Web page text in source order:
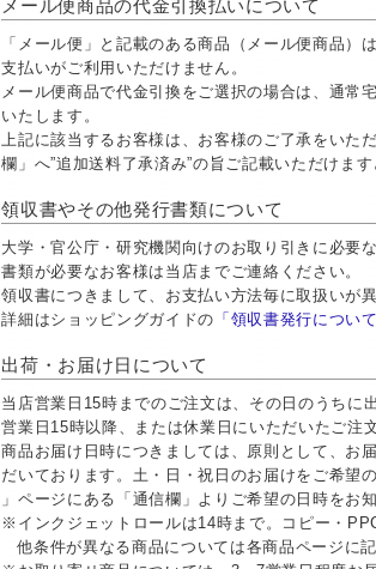
メール便商品の代金引換払いについて
「メール便」と記載のある商品（メール便商品
支払いがご利用いただけません。
メール便商品で代金引換をご選択の場合は、通常
いたします。
上記に該当するお客様は、お客様のご了承をいた
欄」へ”追加送料了承済み”の旨ご記載いただけま
領収書やその他発行書類について
大学・官公庁・研究機関向けのお取り引きに必要
書類が必要なお客様は当店までご連絡ください。
領収書につきまして、お支払い方法毎に取扱いが異
詳細はショッピングガイドの 「領収書発行について
出荷・お届け日について
当店営業日15時までのご注文は、その日のうちに
営業日15時以降、または休業日にいただいたご注
商品お届け日時につきましては、原則として、お
だいております。土・日・祝日のお届けをご希望
」ページにある「通信欄」よりご希望の日時をお
※インクジェットロールは14時まで。コピー・
他条件が異なる商品については各商品ページに